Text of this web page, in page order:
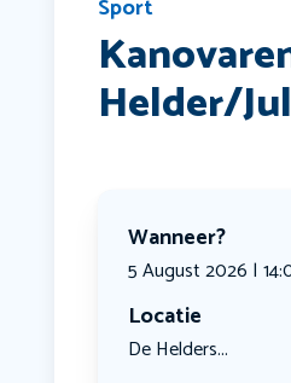
Sport
Helder/
Wanneer?
5 August 2026 |
Locatie
De Helders...